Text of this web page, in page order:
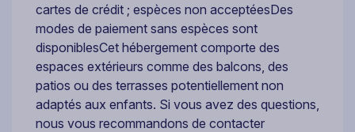
cartes de crédit ; espèces non acceptéesDes
modes de paiement sans espèces sont
disponiblesCet hébergement comporte des
espaces extérieurs comme des balcons, des
patios ou des terrasses potentiellement non
adaptés aux enfants. Si vous avez des questions,
nous vous recommandons de contacter